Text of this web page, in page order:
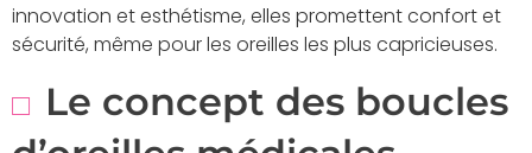
innovation et esthétisme, elles promettent confort et
sécurité, même pour les oreilles les plus capricieuses.
Le concept des boucles